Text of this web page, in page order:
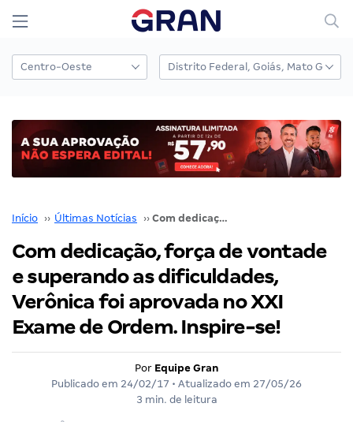
Início ›› Últimas Notícias ›› Com dedicação, força de vontade e superando as dificuldades, Verônica foi aprovada no XXI Exame de Ordem. Inspire-se!
Com dedicação, força de vontade
e superando as dificuldades,
Verônica foi aprovada no XXI
Exame de Ordem. Inspire-se!
Por Equipe Gran
Publicado em 24/02/17 • Atualizado em 27/05/26
3 min. de leitura